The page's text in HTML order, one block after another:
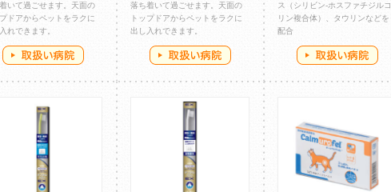
いて過ごせます。天面の
ドアからペットをラクに
れできます。
落ち着いて過ごせます。天面の
トップドアからペットをラクに
出し入れできます。
ス（シリビン-ホスファチジルコ
リン複合体）、タウリンなどを
配合